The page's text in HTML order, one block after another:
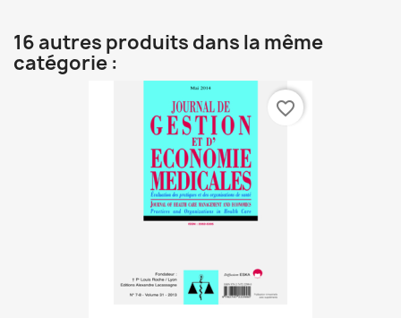
16 autres produits dans la même
catégorie :
favorite_border